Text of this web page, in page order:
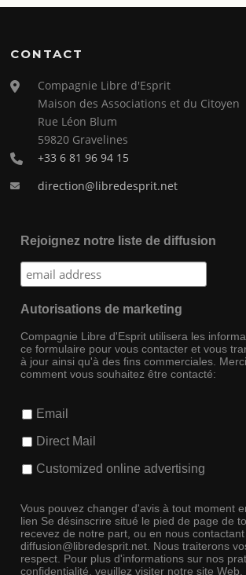
CONTACT
Compagnie Libre d'Esprit
Maison des Associations et du Citoyen
Rue Léon Blum
59820 Gravelines
+33 6 81 96 94 15
direction@libredesprit.net
Rejoignez notre liste de diffusion
Autorisations de marketing
Compagnie Libre d'Esprit utilisera les
ce formulaire pour vous contacter et vous
à jour ainsi qu'à des fins commerciales.
comment vous souhaitez être contacté:
Email
Direct Mail
Customized online advertising
Vous pouvez changer d'avis à tout moment
lien Se désinscrire situé le pied de page de
recevez de notre part, ou en nous contactant
diffusion@libredesprit.net. Nous traiterons
respect. Pour plus d'informations sur nos
confidentialité, veuillez visiter notre site Web.